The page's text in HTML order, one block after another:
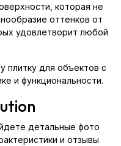
которая не
оттенков от
удовлетворит любой
плитку для объектов с
и функциональности.
детальные фото
и отзывы